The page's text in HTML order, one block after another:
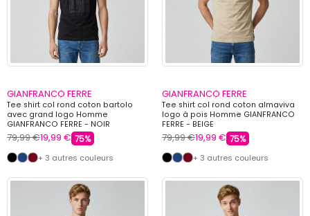
GIANFRANCO FERRE
Tee shirt col rond coton bartolo
avec grand logo Homme
GIANFRANCO FERRE - NOIR
79,99 €19,99 € 75%
+ 3 autres couleurs
GIANFRANCO FERRE
Tee shirt col rond coton almaviva
logo à pois Homme GIANFRANCO
FERRE - BEIGE
79,99 €19,99 € 75%
+ 3 autres couleurs